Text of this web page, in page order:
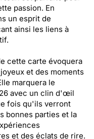
passion. En
un esprit de
ainsi les liens à
cette carte évoquera
et des moments
marquera le
avec un clin d'œil
fois qu'ils verront
bonnes parties et la
et des éclats de rire.